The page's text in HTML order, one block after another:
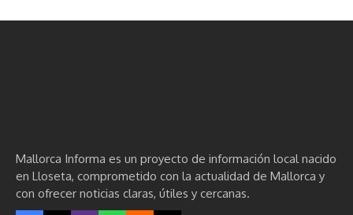
Mallorca Informa es un proyecto de información local nacido
en Lloseta, comprometido con la actualidad de Mallorca y
con ofrecer noticias claras, útiles y cercanas.